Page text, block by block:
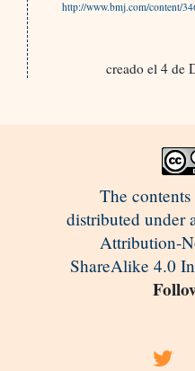
http://www.bmj.com/content/
creado el 4 de
The
distributed under
Attribution-
ShareAlike 4.0